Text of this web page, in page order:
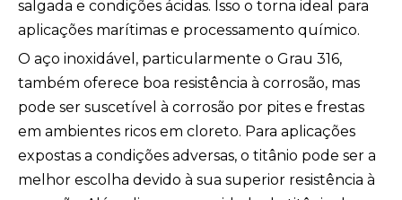
salgada e condições ácidas. Isso o torna ideal para
aplicações marítimas e processamento químico.
O aço inoxidável, particularmente o Grau 316,
também oferece boa resistência à corrosão, mas
pode ser suscetível à corrosão por pites e frestas
em ambientes ricos em cloreto. Para aplicações
expostas a condições adversas, o titânio pode ser a
melhor escolha devido à sua superior resistência à